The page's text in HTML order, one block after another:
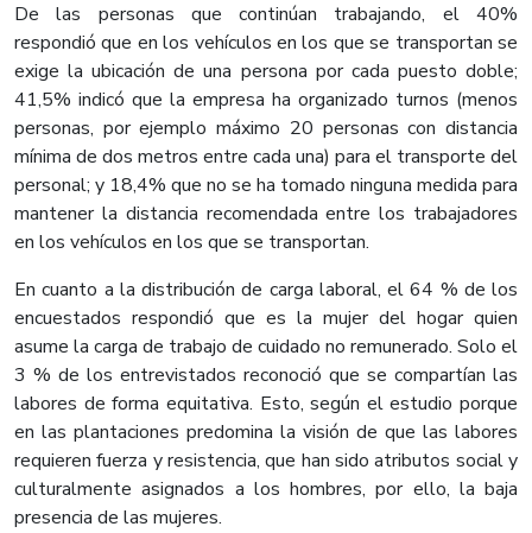
De las personas que continúan trabajando, el 40%
respondió que en los vehículos en los que se transportan se
exige la ubicación de una persona por cada puesto doble;
41,5% indicó que la empresa ha organizado turnos (menos
personas, por ejemplo máximo 20 personas con distancia
mínima de dos metros entre cada una) para el transporte del
personal; y 18,4% que no se ha tomado ninguna medida para
mantener la distancia recomendada entre los trabajadores
en los vehículos en los que se transportan.
En cuanto a la distribución de carga laboral, el 64 % de los
encuestados respondió que es la mujer del hogar quien
asume la carga de trabajo de cuidado no remunerado. Solo el
3 % de los entrevistados reconoció que se compartían las
labores de forma equitativa. Esto, según el estudio porque
en las plantaciones predomina la visión de que las labores
requieren fuerza y resistencia, que han sido atributos social y
culturalmente asignados a los hombres, por ello, la baja
presencia de las mujeres.